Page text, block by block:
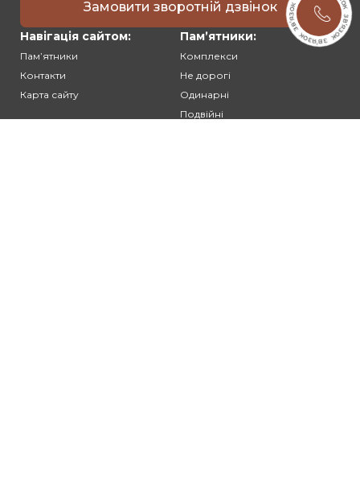
Замовити зворотній дзвінок
Навігація сайтом:
Памʼятники
Контакти
Карта сайту
Памʼятники:
Комплекси
Не дорогі
Одинарні
Подвійні